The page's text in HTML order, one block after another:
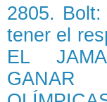
2805.
tener el
EL
GANAR